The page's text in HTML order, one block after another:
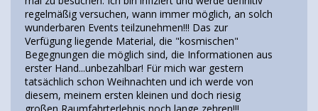
regelmäßig versuchen, wann immer möglich, an solch
wunderbaren Events teilzunehmen!!! Das zur
Verfügung liegende Material, die "kosmischen"
Begegnungen die möglich sind, die Informationen aus
erster Hand...unbezahlbar! Für mich war gestern
tatsächlich schon Weihnachten und ich werde von
diesem, meinem ersten kleinen und doch riesig